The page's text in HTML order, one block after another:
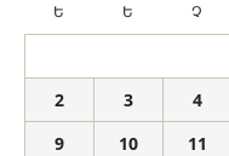
Ե Ե Չ
2
3 4
9
10 11